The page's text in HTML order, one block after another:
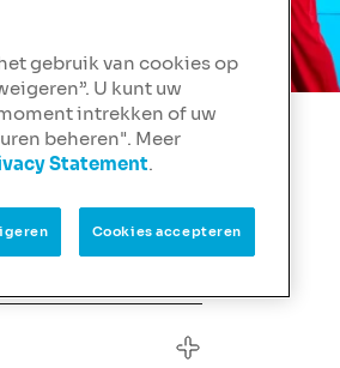
gebruik van cookies op
U kunt uw
intrekken of uw
beheren". Meer
Statement.
Cookies accepteren